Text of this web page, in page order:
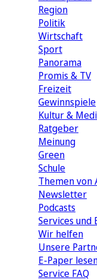
Region
Politik
Wirtschaft
Sport
Panorama
Promis & TV
Freizeit
Gewinnspiele
Kultur &
Ratgeber
Meinung
Green
Schule
Themen von
Newsletter
Podcasts
Services und
Wir helfen
Unsere
E-Paper
Service FAQ